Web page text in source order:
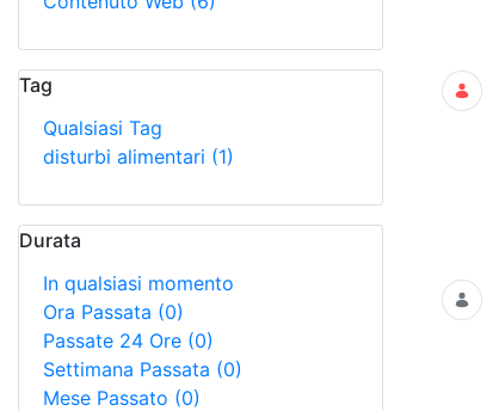
Tag
Qualsiasi Tag
disturbi alimentari (1)
Durata
In qualsiasi momento
Ora Passata (0)
Passate 24 Ore (0)
Settimana Passata (0)
Mese Passato (0)